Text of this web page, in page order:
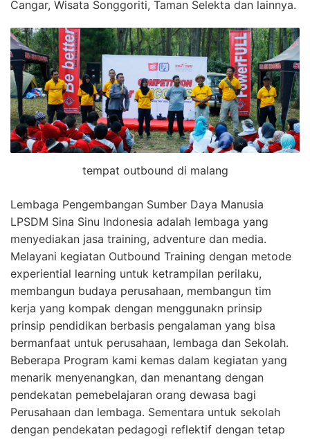
Cangar, Wisata Songgoriti, Taman Selekta dan lainnya.
tempat outbound di malang
Lembaga Pengembangan Sumber Daya Manusia
LPSDM Sina Sinu Indonesia adalah lembaga yang
menyediakan jasa training, adventure dan media.
Melayani kegiatan Outbound Training dengan metode
experiential learning untuk ketrampilan perilaku,
membangun budaya perusahaan, membangun tim
kerja yang kompak dengan menggunakn prinsip
prinsip pendidikan berbasis pengalaman yang bisa
bermanfaat untuk perusahaan, lembaga dan Sekolah.
Beberapa Program kami kemas dalam kegiatan yang
menarik menyenangkan, dan menantang dengan
pendekatan pemebelajaran orang dewasa bagi
Perusahaan dan lembaga. Sementara untuk sekolah
dengan pendekatan pedagogi reflektif dengan tetap